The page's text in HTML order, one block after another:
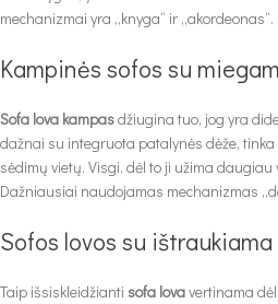
mechanizmai yra „knyga“ ir „akordeonas“.
Kampinės sofos su
Sofa lova kampasdžiugina tuo, jog yra
dažnai su integruota patalynės dėže,
sėdimų vietų. Visgi, dėl to ji užima
Dažniausiai naudojamas mechanizmas
Sofos lovos su
Taip išsiskleidžianti sofa lovavertinama